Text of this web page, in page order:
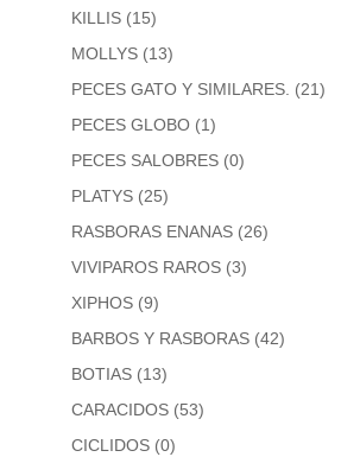
KILLIS (15)
MOLLYS (13)
PECES GATO Y SIMILARES. (21)
PECES GLOBO (1)
PECES SALOBRES (0)
PLATYS (25)
RASBORAS ENANAS (26)
VIVIPAROS RAROS (3)
XIPHOS (9)
BARBOS Y RASBORAS (42)
BOTIAS (13)
CARACIDOS (53)
CICLIDOS (0)